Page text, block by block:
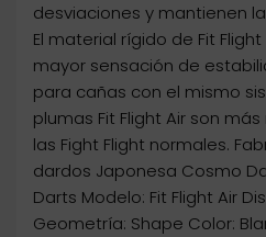
desviaciones y mantienen
El material rígido de Fit
mayor sensación de
para cañas con el mismo
plumas Fit Flight Air son
las Fight Flight normales.
dardos Japonesa Cosmo
Darts Modelo: Fit Flight Air
Geometría: Shape Color: